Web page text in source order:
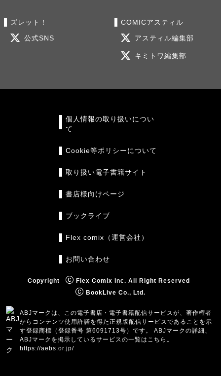
ズレット！
公式SNS
COMICアスティル
アスティル編集部
キミトワ編集部
個人情報の取り扱いについ
て
Cookie等ポリシーについて
取り扱い電子書籍サイト
書店様向けページ
ブックライブ
Flex comix（運営会社）
お問い合わせ
Copyright
Flex Comix Inc. All Right Reserved
BookLive Co., Ltd.
ABJマークは、この電子書店・電子書籍配信サービスが、著作権者
からコンテンツ使用許諾を得た正規版配信サービスであることを示
す登録商標（登録番号 第6091713号）です。 ABJマークの詳細、
ABJマークを掲示しているサービスの一覧はこちら。
https://aebs.or.jp/